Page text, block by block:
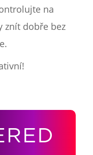
na
znít dobře bez